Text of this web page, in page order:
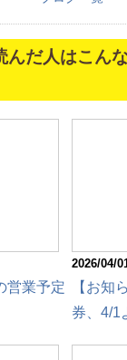
んだ人はこん
営業予定
2026/04/
【お知
券、4/1